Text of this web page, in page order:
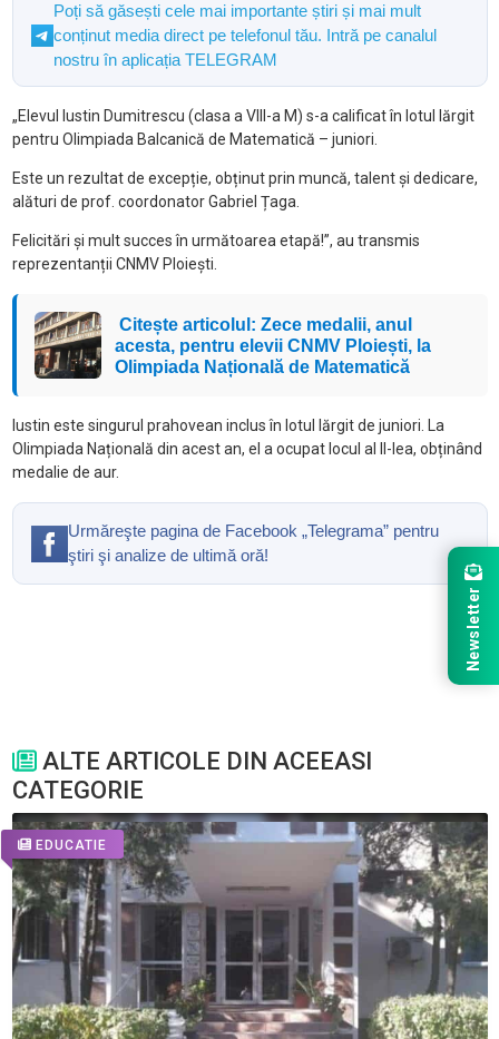
Poți să găsești cele mai importante știri și mai mult
conținut media direct pe telefonul tău. Intră pe canalul
nostru în aplicația TELEGRAM
„Elevul Iustin Dumitrescu (clasa a VIII-a M) s-a calificat în lotul lărgit
pentru Olimpiada Balcanică de Matematică – juniori.
Este un rezultat de excepție, obținut prin muncă, talent și dedicare,
alături de prof. coordonator Gabriel Țaga.
Felicitări și mult succes în următoarea etapă!”, au transmis
reprezentanții CNMV Ploiești.
Citește articolul: Zece medalii, anul
acesta, pentru elevii CNMV Ploiești, la
Olimpiada Națională de Matematică
Iustin este singurul prahovean inclus în lotul lărgit de juniori. La
Olimpiada Națională din acest an, el a ocupat locul al II-lea, obținând
medalie de aur.
Urmăreşte pagina de Facebook „Telegrama” pentru
ştiri şi analize de ultimă oră!
ALTE ARTICOLE DIN ACEEASI
CATEGORIE
EDUCATIE
Newsletter